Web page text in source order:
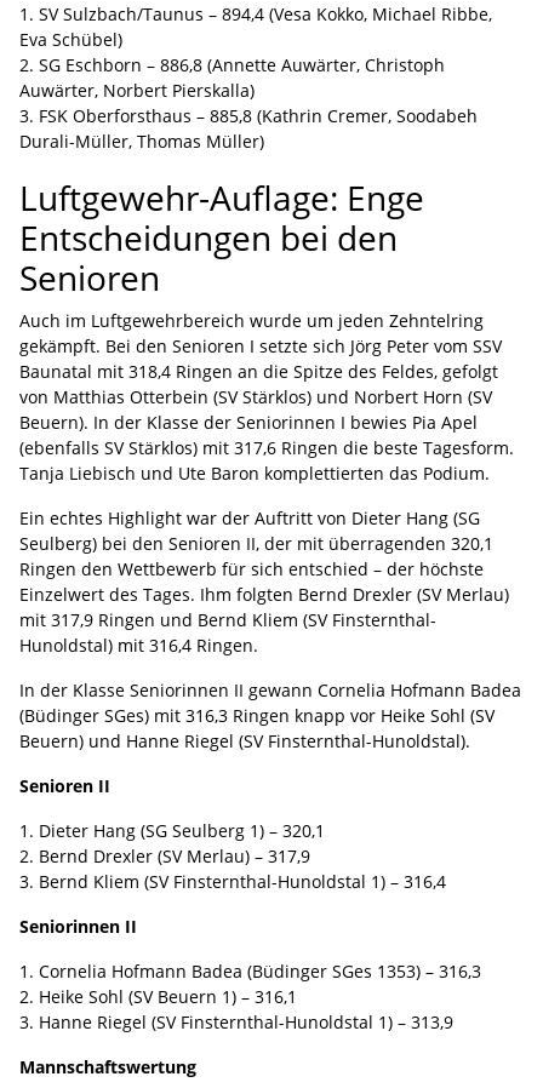
1. SV Sulzbach/Taunus – 894,4 (Vesa Kokko, Michael Ribbe,
Eva Schübel)
2. SG Eschborn – 886,8 (Annette Auwärter, Christoph
Auwärter, Norbert Pierskalla)
3. FSK Oberforsthaus – 885,8 (Kathrin Cremer, Soodabeh
Durali-Müller, Thomas Müller)
Luftgewehr-Auflage: Enge
Entscheidungen bei den
Senioren
Auch im Luftgewehrbereich wurde um jeden Zehntelring
gekämpft. Bei den Senioren I setzte sich Jörg Peter vom SSV
Baunatal mit 318,4 Ringen an die Spitze des Feldes, gefolgt
von Matthias Otterbein (SV Stärklos) und Norbert Horn (SV
Beuern). In der Klasse der Seniorinnen I bewies Pia Apel
(ebenfalls SV Stärklos) mit 317,6 Ringen die beste Tagesform.
Tanja Liebisch und Ute Baron komplettierten das Podium.
Ein echtes Highlight war der Auftritt von Dieter Hang (SG
Seulberg) bei den Senioren II, der mit überragenden 320,1
Ringen den Wettbewerb für sich entschied – der höchste
Einzelwert des Tages. Ihm folgten Bernd Drexler (SV Merlau)
mit 317,9 Ringen und Bernd Kliem (SV Finsternthal-
Hunoldstal) mit 316,4 Ringen.
In der Klasse Seniorinnen II gewann Cornelia Hofmann Badea
(Büdinger SGes) mit 316,3 Ringen knapp vor Heike Sohl (SV
Beuern) und Hanne Riegel (SV Finsternthal-Hunoldstal).
Senioren II
1. Dieter Hang (SG Seulberg 1) – 320,1
2. Bernd Drexler (SV Merlau) – 317,9
3. Bernd Kliem (SV Finsternthal-Hunoldstal 1) – 316,4
Seniorinnen II
1. Cornelia Hofmann Badea (Büdinger SGes 1353) – 316,3
2. Heike Sohl (SV Beuern 1) – 316,1
3. Hanne Riegel (SV Finsternthal-Hunoldstal 1) – 313,9
Mannschaftswertung